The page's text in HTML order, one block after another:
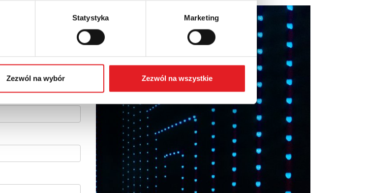
Statystyka Marketing
Zezwól na wybór Zezwól na wszystkie